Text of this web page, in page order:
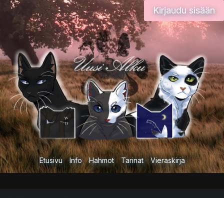
Siirry
sisältöön
Kirjaudu sisään
Etusivu Info Hahmot Tarinat Vieraskirja